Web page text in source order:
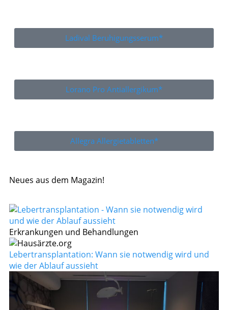
Ladival Beruhigungsserum*
Lorano Pro Antiallergikum*
Allegra Allergietabletten*
Neues aus dem Magazin!
Erkrankungen und Behandlungen
Lebertransplantation: Wann sie notwendig wird und
wie der Ablauf aussieht